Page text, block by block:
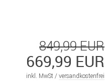
849,99 EUR
669,99 EUR
inkl. MwSt / versandkostenfrei